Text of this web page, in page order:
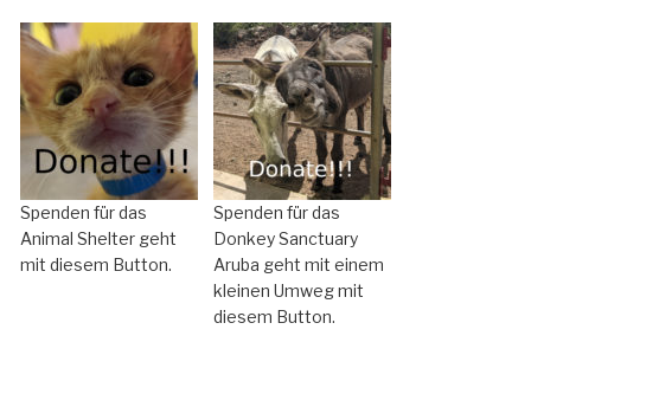
Spenden für das
Animal Shelter geht
mit diesem Button.
Spenden für das
Donkey Sanctuary
Aruba geht mit einem
kleinen Umweg mit
diesem Button.